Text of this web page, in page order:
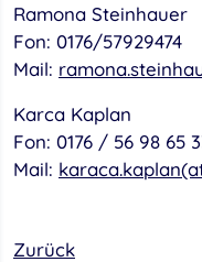
Ramona Steinhauer
Fon: 0176/57929474
Mail:
Karca Kaplan
Fon: 0176 / 56 98 65
Mail:
Zurück